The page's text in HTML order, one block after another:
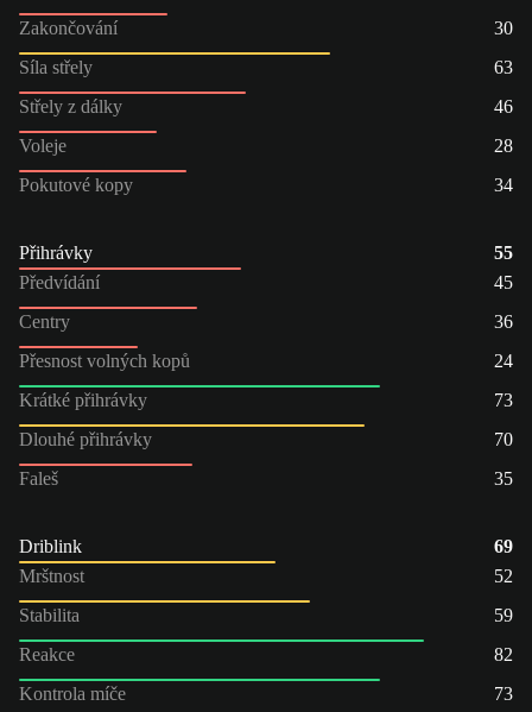
Zakončování
30
Síla střely
63
Střely z dálky
46
Voleje
28
Pokutové kopy
34
Přihrávky
55
Předvídání
45
Centry
36
Přesnost volných kopů
24
Krátké přihrávky
73
Dlouhé přihrávky
70
Faleš
35
Driblink
69
Mrštnost
52
Stabilita
59
Reakce
82
Kontrola míče
73